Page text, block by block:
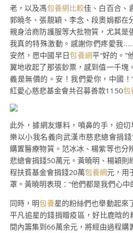
老，以及馮包養網比較佳、白百合、
郭曉冬、張靚穎、李念、段奧娟都在
親身洽商防護服等大批物質，尤其是
我真的特殊激動。感謝你們疼愛我
安然，愿中國早日包養網平“好的。”
翼地收起了那張鈔票，感到值一千塊
義是無價的。安！我們愛你，中國
紅愛心慈悲基金會共召募善款1150包
此外，據網友爆料，噴鼻的手，迫
樂以小我名義向武漢市慈悲總會捐錢
購置醫療物質。范冰冰、楊紫等也分
悲總會捐錢50萬元。黃曉明、楊穎則
程扶貧基金會捐錢20萬包養網元，用
罩。黃曉明表現：“他們都是我們心中
同時，明包養星的粉絲們也舉動起來
平凡追星的錢捐贈疫區，好比鹿晗的
間內籌集到66萬余元，將經由過程購